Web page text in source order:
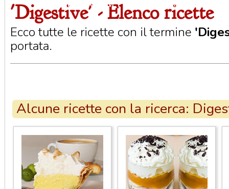
Home Aperitivi Primi Piatti
'Digestive' - Elenco ricette
Ecco tutte le ricette con il termine
portata.
Alcune ricette con la ricerca: